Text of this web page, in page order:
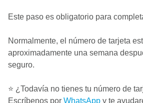
Este paso es obligatorio para
Normalmente, el número de tarjeta
aproximadamente una semana
seguro.
⭐ ¿Todavía no tienes tu número de
Escríbenos por WhatsApp y te